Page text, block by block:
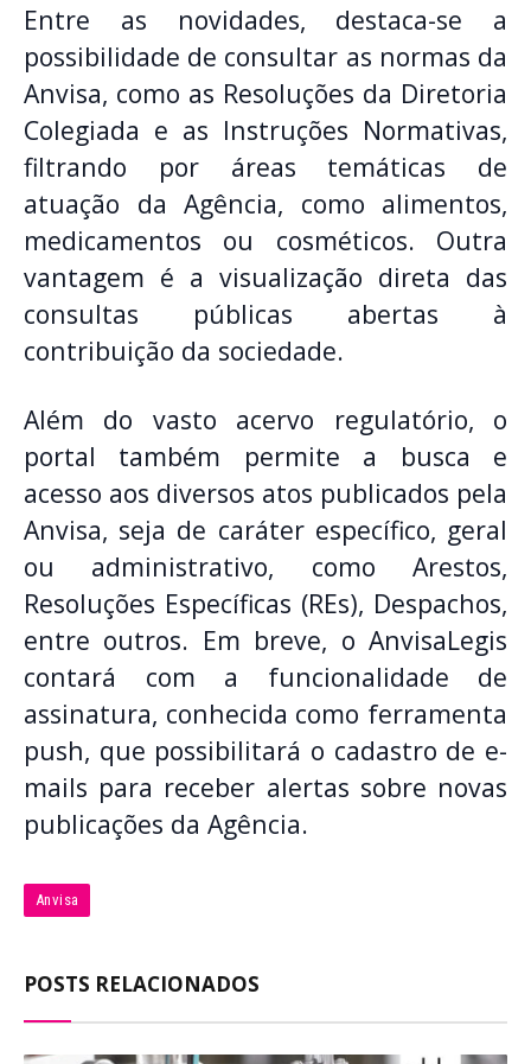
Entre as novidades, destaca-se a
possibilidade de consultar as normas da
Anvisa, como as Resoluções da Diretoria
Colegiada e as Instruções Normativas,
filtrando por áreas temáticas de
atuação da Agência, como alimentos,
medicamentos ou cosméticos. Outra
vantagem é a visualização direta das
consultas públicas abertas à
contribuição da sociedade.
Além do vasto acervo regulatório, o
portal também permite a busca e
acesso aos diversos atos publicados pela
Anvisa, seja de caráter específico, geral
ou administrativo, como Arestos,
Resoluções Específicas (REs), Despachos,
entre outros. Em breve, o AnvisaLegis
contará com a funcionalidade de
assinatura, conhecida como ferramenta
push, que possibilitará o cadastro de e-
mails para receber alertas sobre novas
publicações da Agência.
Anvisa
POSTS RELACIONADOS